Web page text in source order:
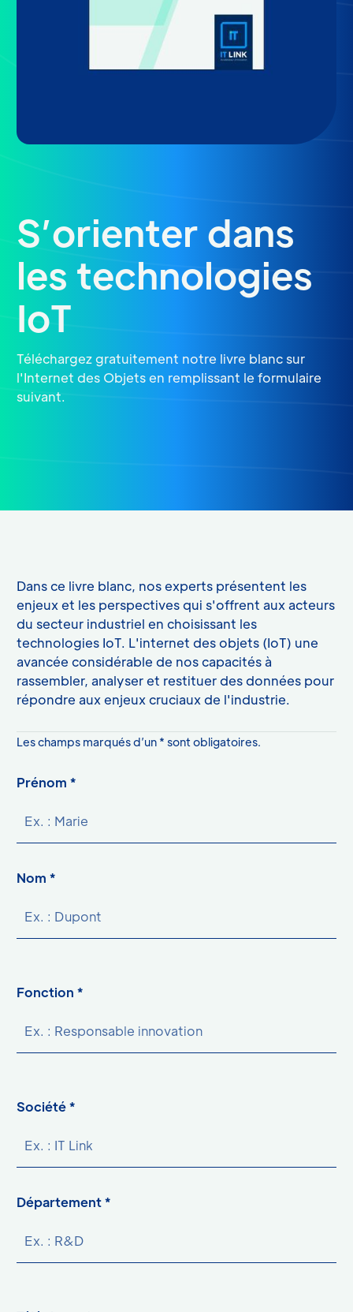
S’orienter dans
les technologies
IoT
Téléchargez gratuitement notre livre blanc sur
l'Internet des Objets en remplissant le formulaire
suivant.
Dans ce livre blanc, nos experts présentent les
enjeux et les perspectives qui s'offrent aux acteurs
du secteur industriel en choisissant les
technologies IoT. L'internet des objets (IoT) une
avancée considérable de nos capacités à
rassembler, analyser et restituer des données pour
répondre aux enjeux cruciaux de l'industrie.
Les champs marqués d’un * astérisque
sont obligatoires.
Prénom *
Nom *
Fonction *
Société *
Département *